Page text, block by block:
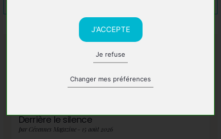
J'ACCEPTE
Je refuse
Changer mes préférences
A lire également
Derrière le silence
par Cévennes Magazine - 15 août 2026